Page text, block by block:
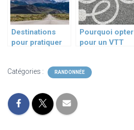
Destinations
pour pratiquer
Pourquoi opter
pour un VTT
vos randonnées
Catégories : RANDONNÉE